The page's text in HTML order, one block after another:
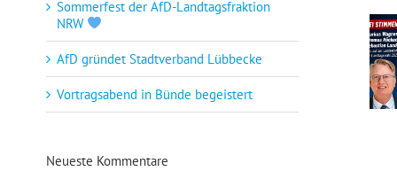
Sommerfest der AfD-Landtagsfraktion
NRW
AfD gründet Stadtverband Lübbecke
Vortragsabend in Bünde begeistert
Neueste Kommentare